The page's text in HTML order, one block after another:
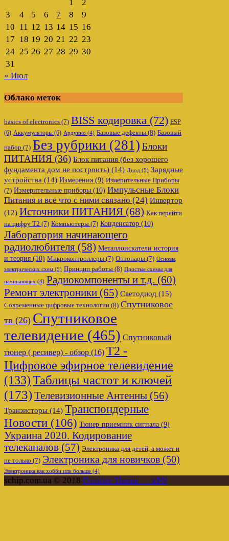
1
2
3
4 5 6 7 8
9
10 11 12 13 14 15 16
17 18 19 20 21 22 23
24 25 26 27 28 29 30
31
« Июл
Облако меток
basics of electronics (7) BISS кодировка (72) ESP
(6) Аккумуляторы (6) Ардуино (4) Базовые дефекты (8) Базовый
набор (7) Без рубрики (281) Блоки
ПИТАНИЯ (36) Блок питания (без хорошего
фундамента дом не построить) (14) Диод (5) Зарядные
устройства (14) Измерения (9) Измерительные Приборы
(7) Измерительные приборы (10) Импульсные Блоки
Питания и все что с ними связано (24) Инвертор
(12) Источники ПИТАНИЯ (68) Как перейти
на цифру Т2 (7) Компьютеры (7) Конденсатор (10)
Лаборатория начинающего
радиолюбителя (58) Металлоискатели история
и теория (10) Микроконтроллеры (7) Оптопары (7) Основы
электрических схем (5) Принцип работы (8) Простые схемы для
начинающих (4) Радиокомпоненты и т.д. (60)
Ремонт электроники (65) Светодиод (15)
Современные цифровые технологии (8) Спутниковое
тв (26) Спутниковое
телевидение (465) Спутниковый
тюнер ( ресивер) - обзор (16) Т2 -
Цифровое эфирное телевидение
(133)Таблицы частот и ключей
(173)Телевизионные Антенны (56)
Транзисторы (14) Транспондерные
Новости (106) Тюнер-приемник сигнала (9)
Украина 2020. Кодирование
телеканалов (57) Электроника для детей, а может и
не только (7) Электроника для новичков (50)
Электроника как хобби или больше (4)
schip.com.ua © 2018 Frontier Theme___ePN